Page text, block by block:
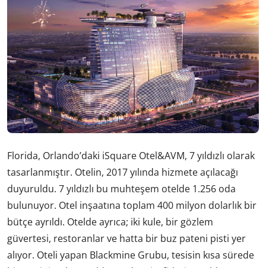
Florida, Orlando’daki iSquare Otel&AVM, 7 yıldızlı olarak
tasarlanmıştır. Otelin, 2017 yılında hizmete açılacağı
duyuruldu. 7 yıldızlı bu muhteşem otelde 1.256 oda
bulunuyor. Otel inşaatına toplam 400 milyon dolarlık bir
bütçe ayrıldı. Otelde ayrıca; iki kule, bir gözlem
güvertesi, restoranlar ve hatta bir buz pateni pisti yer
alıyor. Oteli yapan Blackmine Grubu, tesisin kısa sürede